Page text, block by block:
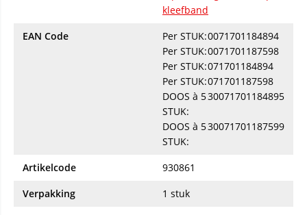
kleefband
EAN Code
Per STUK:0071701184894
Per STUK:0071701187598
Per STUK:071701184894
Per STUK:071701187598
DOOS à 5
STUK:
30071701184895
DOOS à 5
STUK:
30071701187599
Artikelcode
930861
Verpakking
1 stuk